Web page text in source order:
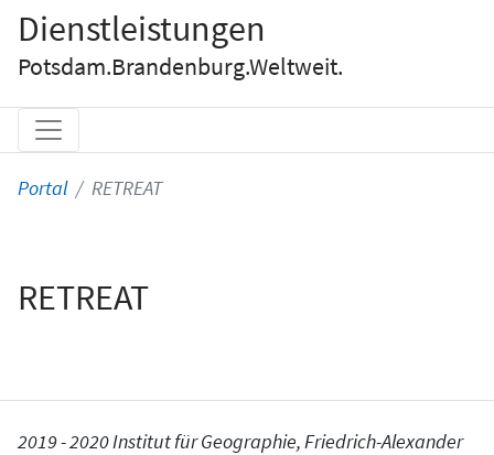
Dienstleistungen
Potsdam.Brandenburg.Weltweit.
Portal RETREAT
RETREAT
2019 - 2020 Institut für Geographie, Friedrich-Alexander